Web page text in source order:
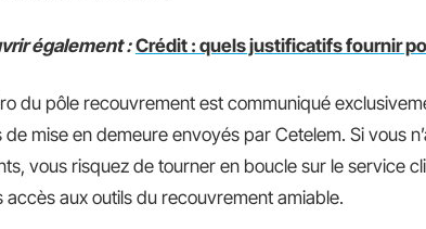
également : Crédit : quels justificatifs fournir
du pôle recouvrement est communiqué
mise en demeure envoyés par Cetelem. Si vous
vous risquez de tourner en boucle sur le service
accès aux outils du recouvrement amiable.